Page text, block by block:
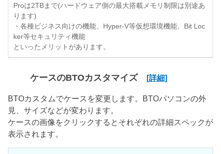
Proは2TBまで(ハードウェア側の最大搭載メモリ制限は別途あ
ります)
・各種ビジネス向けの機能、Hyper-V等仮想環境機能、Bit Loc
ker等セキュリティ機能
といったメリットがあります。
ケースのBTOカスタマイズ [詳細]
BTOカスタムでケースを変更します。BTOパソコンの外
見、サイズなどが変わります。
ケースの画像をクリックするとそれぞれの詳細スペックが
表示されます。